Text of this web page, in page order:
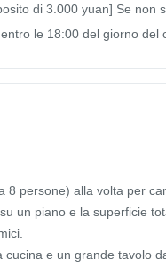
di 3.000 yuan] Se non
le 18:00 del giorno del
8 persone) alla volta per
un piano e la superficie
e un grande tavolo